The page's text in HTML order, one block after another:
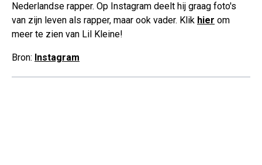
Nederlandse rapper. Op Instagram deelt hij graag foto's
van zijn leven als rapper, maar ook vader. Klik hier om
meer te zien van Lil Kleine!
Bron: Instagram